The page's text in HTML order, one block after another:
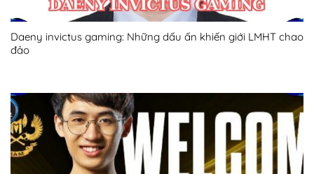
Daeny invictus gaming: Những dấu ấn khiến giới LMHT chao
đảo